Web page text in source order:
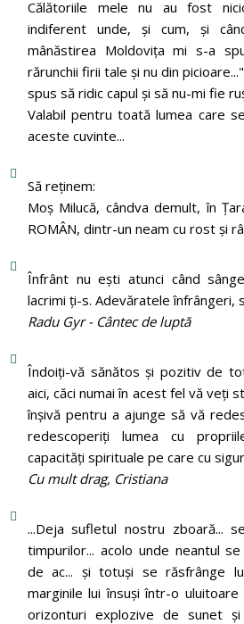
Călătoriile mele nu au fost
indiferent unde, și cum, și
mânăstirea Moldoviţa mi s-a
rărunchii firii tale şi nu din
spus să ridic capul şi să nu-mi fie
Valabil pentru toată lumea care
aceste cuvinte...
Să reținem:
Moș Milucă, cândva demult, în
ROMÂN, dintr-un neam cu rost şi
Înfrânt nu ești atunci când
lacrimi ți-s. Adevăratele înfrângeri,
Radu Gyr - Cântec de luptă
Îndoiți-vă sănătos și pozitiv de
aici, căci numai în acest fel vă veți
înșivă pentru a ajunge să vă
redescoperiți lumea cu
capacități spirituale pe care cu
Cu mult drag, Cristiana
...Deja sufletul nostru zboară...
timpurilor... acolo unde neantul
de ac... și totuși se răsfrânge
marginile lui însuși într-o
orizonturi explozive de sunet și